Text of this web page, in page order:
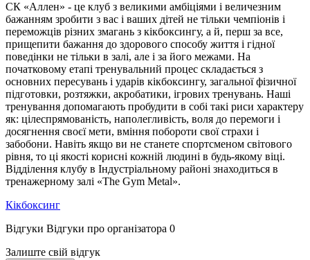
СК «Аллен» - це клуб з великими амбіціями і величезним
бажанням зробити з вас і ваших дітей не тільки чемпіонів і
переможців різних змагань з кікбоксингу, а й, перш за все,
прищепити бажання до здорового способу життя і гідної
поведінки не тільки в залі, але і за його межами. На
початковому етапі тренувальний процес складається з
основних пересувань і ударів кікбоксингу, загальної фізичної
підготовки, розтяжки, акробатики, ігрових тренувань. Наші
тренування допомагають пробудити в собі такі риси характеру
як: цілеспрямованість, наполегливість, воля до перемоги і
досягнення своєї мети, вміння побороти свої страхи і
забобони. Навіть якщо ви не станете спортсменом світового
рівня, то ці якості корисні кожній людині в будь-якому віці.
Відділення клубу в Індустріальному районі знаходиться в
тренажерному залі «The Gym Metal».
Кікбоксинг
Відгуки Відгуки про організатора 0
Залиште свій відгук